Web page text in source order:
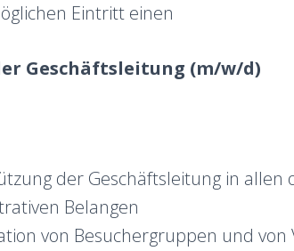
Eintritt einen
Geschäftsleitung (m/w/d)
der Geschäftsleitung in allen
Belangen
von Besuchergruppen und